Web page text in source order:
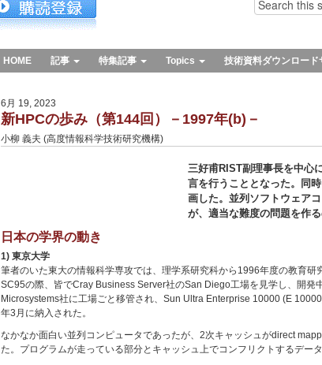
HOME 記事 特集記事 Topics 技術資料ダウンロード
6月 19, 2023
新HPCの歩み（第144回）－1997年(b)－
小柳 義夫 (高度情報科学技術研究機構)
三好甫RIST副理事長を中心
言を行うこととなった。同
画した。並列ソフトウェア
が、適当な難度の問題を作る
日本の学界の動き
1) 東京大学
筆者のいた東大の情報科学専攻では、理学系研究科から1996年度の教育
SC95の際、皆でCray Business Server社のSan Diego工場を見学し、開
Microsystems社に工場ごと移管され、Sun Ultra Enterprise 10000 (E
年3月に納入された。
なかなか面白い並列コンピュータであったが、2次キャッシュがdirect
た。プログラムが走っている部分とキャッシュ上でコンフリクトするデー